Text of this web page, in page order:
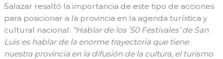
Salazar resaltó la importancia de este tipo de acciones
para posicionar a la provincia en la agenda turística y
cultural nacional: “Hablar de los ’50 Festivales’ de San
Luis es hablar de la enorme trayectoria que tiene
nuestra provincia en la difusión de la cultura, el turismo